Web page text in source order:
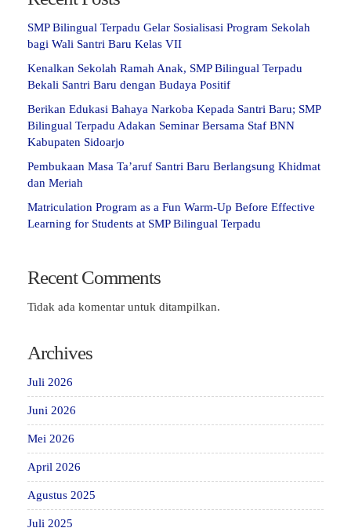
SMP Bilingual Terpadu Gelar Sosialisasi Program Sekolah
bagi Wali Santri Baru Kelas VII
Kenalkan Sekolah Ramah Anak, SMP Bilingual Terpadu
Bekali Santri Baru dengan Budaya Positif
Berikan Edukasi Bahaya Narkoba Kepada Santri Baru; SMP
Bilingual Terpadu Adakan Seminar Bersama Staf BNN
Kabupaten Sidoarjo
Pembukaan Masa Ta’aruf Santri Baru Berlangsung Khidmat
dan Meriah
Matriculation Program as a Fun Warm-Up Before Effective
Learning for Students at SMP Bilingual Terpadu
Recent Comments
Tidak ada komentar untuk ditampilkan.
Archives
Juli 2026
Juni 2026
Mei 2026
April 2026
Agustus 2025
Juli 2025